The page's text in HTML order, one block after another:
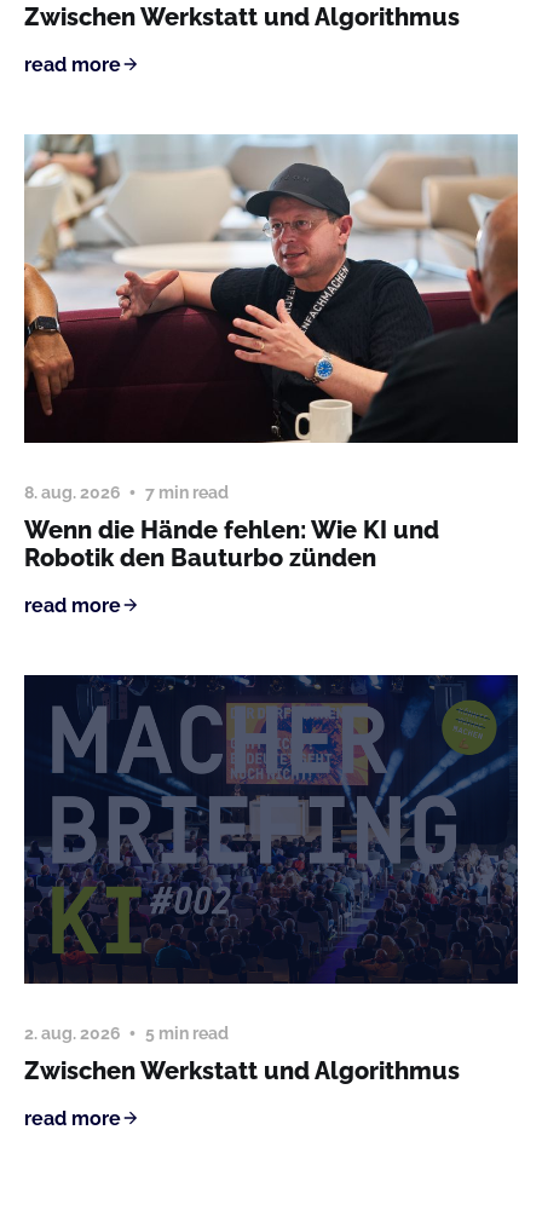
Zwischen Werkstatt und Algorithmus
read more
8. aug. 2026 7 min read
Wenn die Hände fehlen: Wie KI und
Robotik den Bauturbo zünden
read more
2. aug. 2026 5 min read
Zwischen Werkstatt und Algorithmus
read more